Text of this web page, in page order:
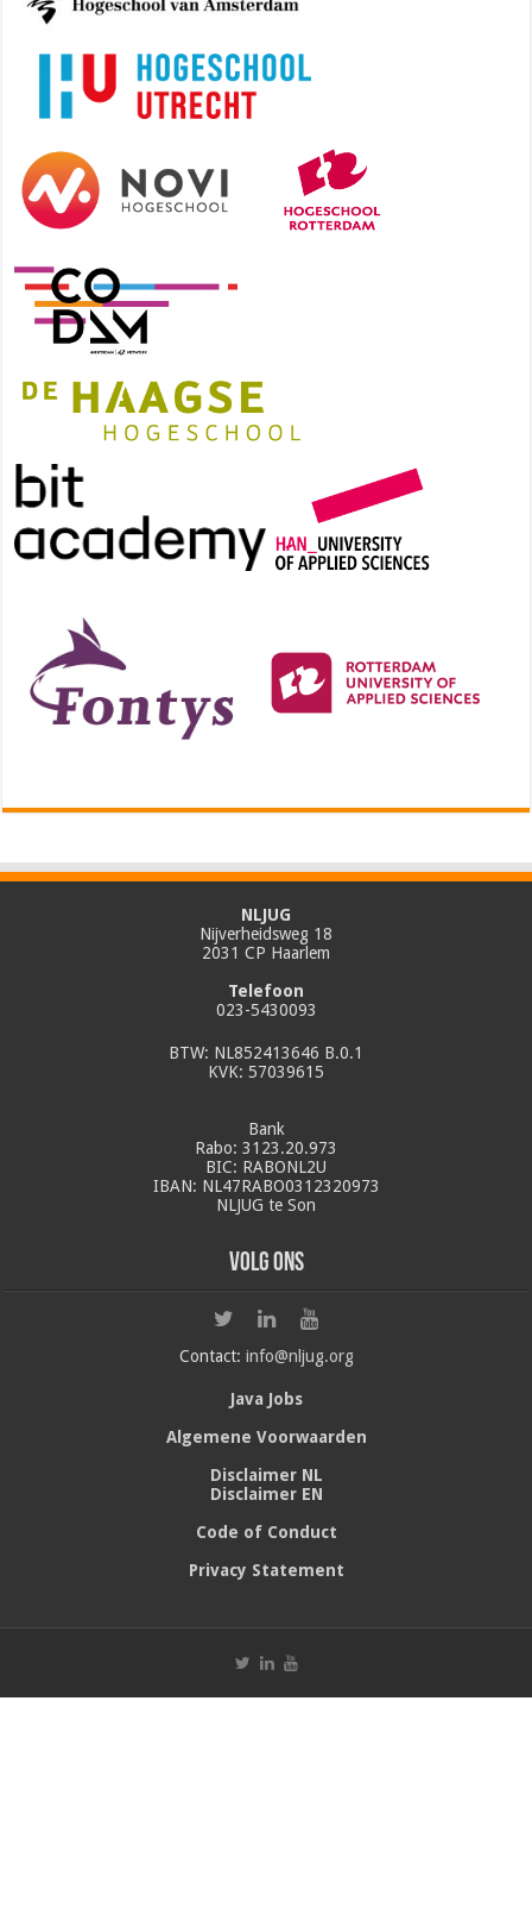
NLJUG
Nijverheidsweg 18
2031 CP Haarlem
Telefoon
023-5430093
BTW: NL852413646 B.0.1
KVK: 57039615
Bank
Rabo: 3123.20.973
BIC: RABONL2U
IBAN: NL47RABO0312320973
NLJUG te Son
Volg ons
Contact: info@nljug.org
Java Jobs
Algemene Voorwaarden
Disclaimer NL
Disclaimer EN
Code of Conduct
Privacy Statement